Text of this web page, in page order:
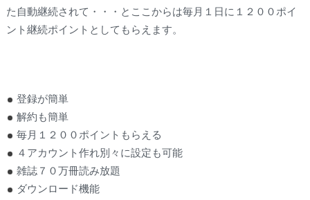
た自動継続されて・・・とここからは毎月１日に１２００ポイ
ント継続ポイントとしてもらえます。
登録が簡単
解約も簡単
毎月１２００ポイントもらえる
４アカウント作れ別々に設定も可能
雑誌７０万冊読み放題
ダウンロード機能